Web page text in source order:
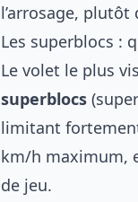
l’arrosage, plutôt
Les superblocs :
Le volet le plus
superblocs
limitant
km/h maximum,
de jeu.